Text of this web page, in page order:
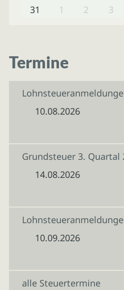
31
1 2 3
Termine
10.08.2026
Grundsteuer 3. Quartal
14.08.2026
10.09.2026
alle Steuertermine